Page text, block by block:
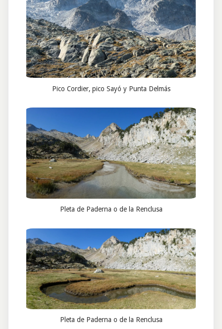
Pico Cordier, pico Sayó y Punta Delmás
Pleta de Paderna o de la Renclusa
Pleta de Paderna o de la Renclusa